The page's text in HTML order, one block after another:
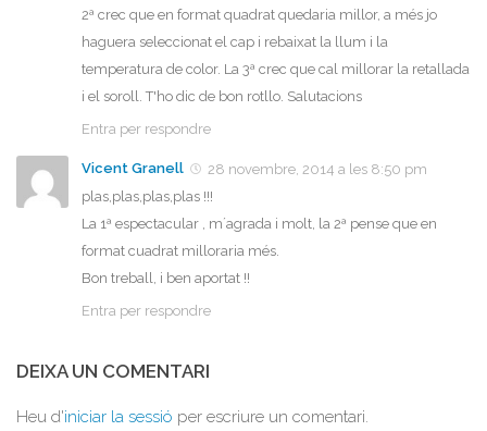
2ª crec que en format quadrat quedaria millor, a més jo
haguera seleccionat el cap i rebaixat la llum i la
temperatura de color. La 3ª crec que cal millorar la retallada
i el soroll. T'ho dic de bon rotllo. Salutacions
Entra per respondre
Vicent Granell
28 novembre, 2014 a les 8:50 pm
plas,plas,plas,plas !!!
La 1ª espectacular , m´agrada i molt, la 2ª pense que en
format cuadrat milloraria més.
Bon treball, i ben aportat !!
Entra per respondre
DEIXA UN COMENTARI
Heu d'iniciar la sessió per escriure un comentari.